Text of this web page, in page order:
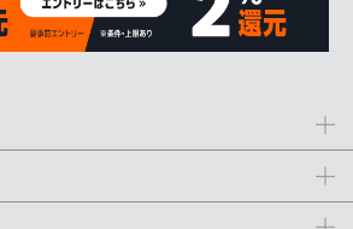
カード、代金引換、あと払い(ペイディ)、銀